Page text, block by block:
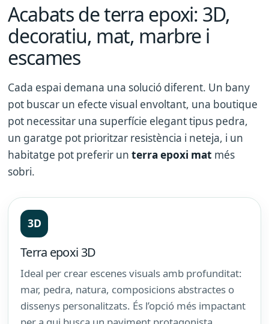
Acabats de terra epoxi: 3D,
decoratiu, mat, marbre i
escames
Cada espai demana una solució diferent. Un bany
pot buscar un efecte visual envoltant, una boutique
pot necessitar una superfície elegant tipus pedra,
un garatge pot prioritzar resistència i neteja, i un
habitatge pot preferir un terra epoxi mat més
sobri.
3D
Terra epoxi 3D
Ideal per crear escenes visuals amb profunditat:
mar, pedra, natura, composicions abstractes o
dissenys personalitzats. És l’opció més impactant